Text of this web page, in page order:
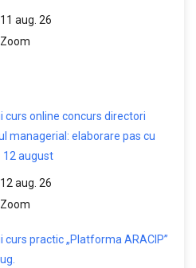
11 aug. 26
Zoom
curs online concurs directori
managerial: elaborare pas cu
12 august
12 aug. 26
Zoom
curs practic „Platforma ARACIP”